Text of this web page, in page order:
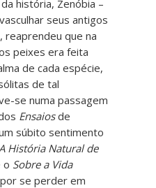
história, Zenóbia –
seus antigos
reaprendeu que na
peixes era feita
de cada espécie,
de tal
se numa passagem
Ensaiosde
súbito sentimento
A História Natural de
Sobre a Vida
se perder em